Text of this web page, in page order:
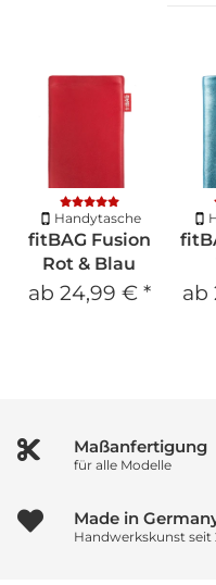
Handytasche
fitBAG Fusion
Rot & Blau
ab 24,99 € * ab
Maßanfertigung
für alle Modelle
Made in
Handwerkskunst seit